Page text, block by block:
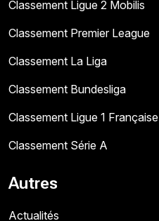
Classement Ligue 2 Mobilis
Classement Premier League
Classement La Liga
Classement Bundesliga
Classement Ligue 1 Française
Classement Série A
Autres
Actualités